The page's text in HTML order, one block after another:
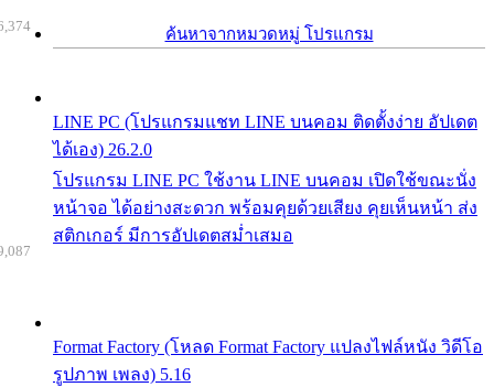
ค้นหาจากหมวดหมู่ โปรแกรม
LINE PC (โปรแกรมแชท LINE บนคอม ติดตั้งง่าย อัปเดต
ได้เอง) 26.2.0
โปรแกรม LINE PC ใช้งาน LINE บนคอม เปิดใช้ขณะนั่ง
หน้าจอ ได้อย่างสะดวก พร้อมคุยด้วยเสียง คุยเห็นหน้า ส่ง
สติกเกอร์ มีการอัปเดตสม่ำเสมอ
Format Factory (โหลด Format Factory แปลงไฟล์หนัง วิดีโอ
รูปภาพ เพลง) 5.16